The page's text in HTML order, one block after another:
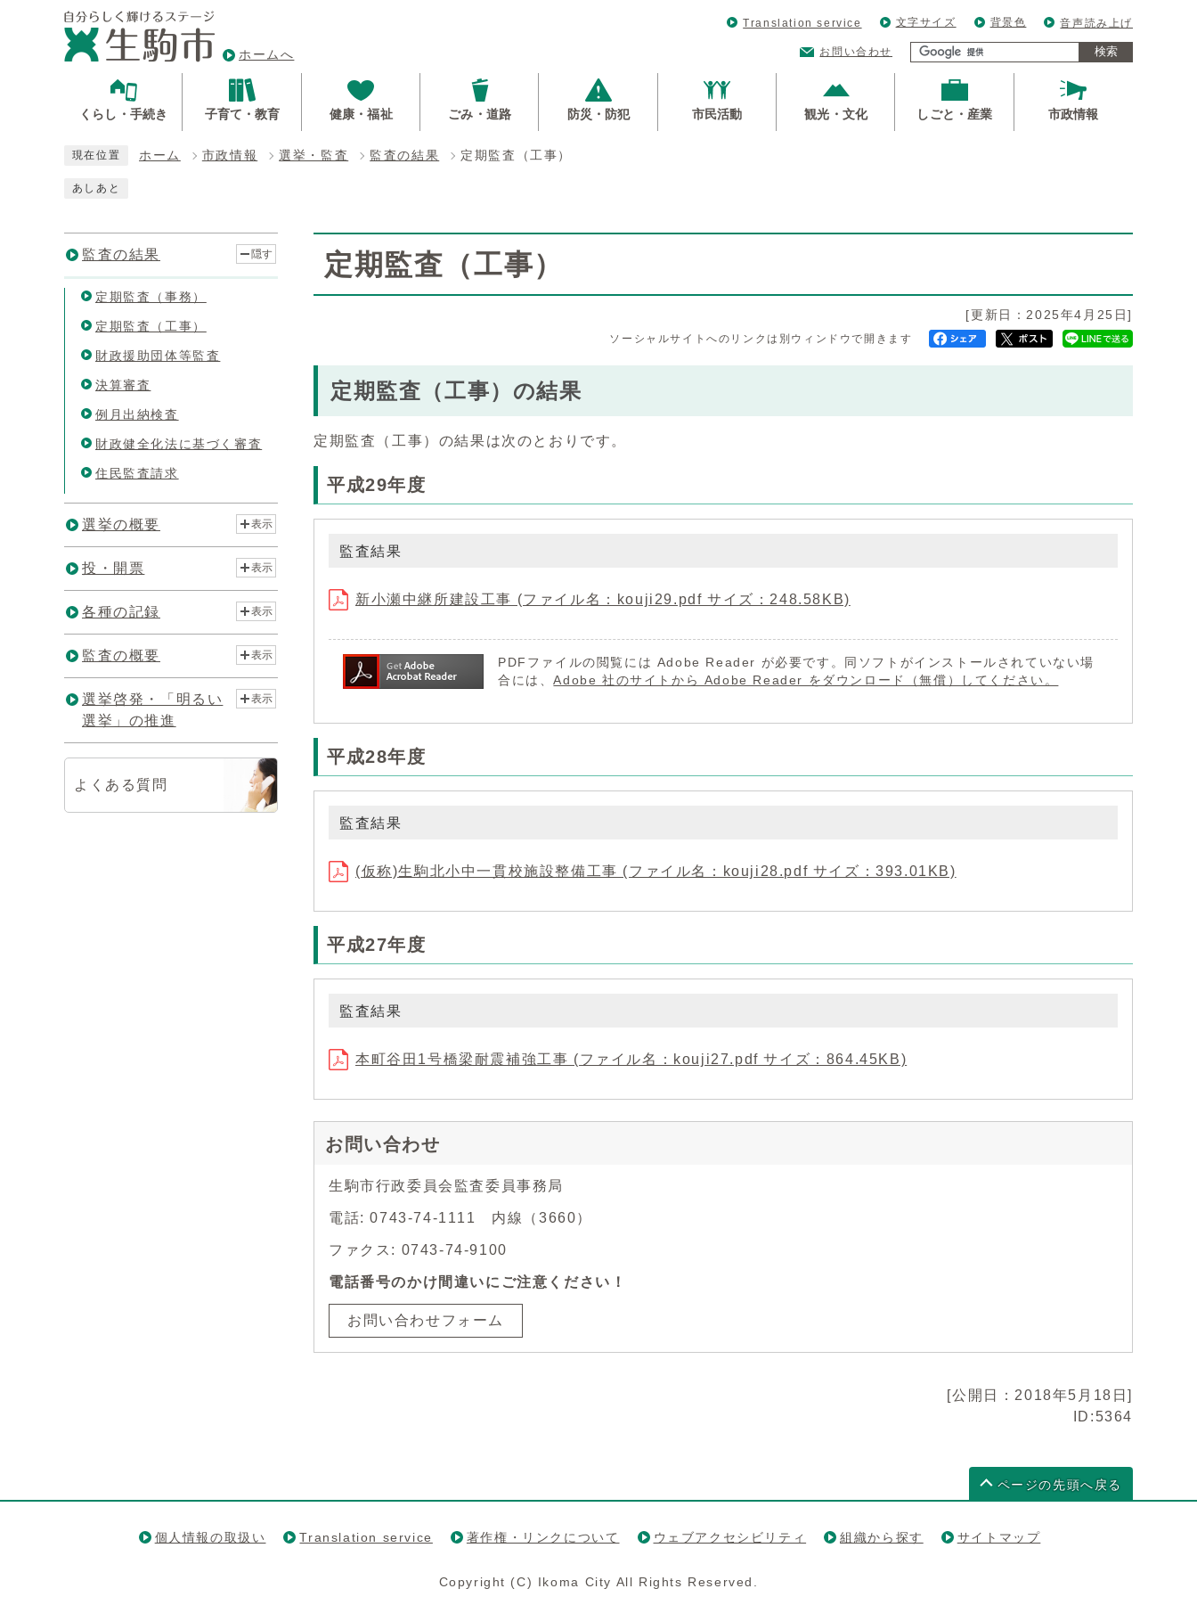
ホームへ
Translation service 文字サイズ 背景色 音声読み上げ
お問い合わせ 検索
くらし・手続き 子育て・教育 健康・福祉 ごみ・道路 防災・防犯 市民活動 観光・文化 しごと・産業 市政情報
現在位置 ホーム 市政情報 選挙・監査 監査の結果 定期監査（工事）
あしあと
定期監査（工事）
[更新日：2025年4月25日]
ソーシャルサイトへのリンクは別ウィンドウで開きます
定期監査（工事）の結果
定期監査（工事）の結果は次のとおりです。
平成29年度
監査結果
新小瀬中継所建設工事 (ファイル名：kouji29.pdf サイズ：248.58KB)
PDFファイルの閲覧には Adobe Reader が必要です。同ソフトがインストールされていない場
合には、Adobe 社のサイトから Adobe Reader をダウンロード（無償）してください。
平成28年度
監査結果
(仮称)生駒北小中一貫校施設整備工事 (ファイル名：kouji28.pdf サイズ：393.01KB)
平成27年度
監査結果
本町谷田1号橋梁耐震補強工事 (ファイル名：kouji27.pdf サイズ：864.45KB)
お問い合わせ
生駒市行政委員会監査委員事務局
電話: 0743-74-1111 内線（3660）
ファクス: 0743-74-9100
電話番号のかけ間違いにご注意ください！
お問い合わせフォーム
監査の結果 隠す
定期監査（事務）
定期監査（工事）
財政援助団体等監査
決算審査
例月出納検査
財政健全化法に基づく審査
住民監査請求
選挙の概要 表示
投・開票 表示
各種の記録 表示
監査の概要 表示
選挙啓発・「明るい
選挙」の推進
表示
よくある質問
[公開日：2018年5月18日]
ID:5364
ページの先頭へ戻る
個人情報の取扱い Translation service 著作権・リンクについて ウェブアクセシビリティ 組織から探す サイトマップ
Copyright (C) Ikoma City All Rights Reserved.